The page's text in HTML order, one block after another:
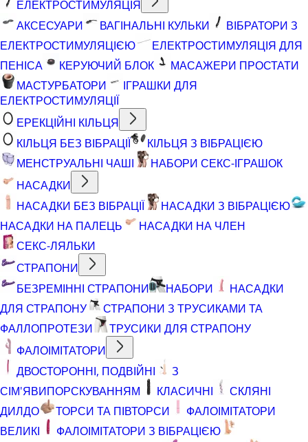
ЕЛЕКТРОСТИМУЛЯЦІЯ
АКСЕСУАРИ
ВАГІНАЛЬНІ КУЛЬКИ
ВІБРАТОРИ З
ЕЛЕКТРОСТИМУЛЯЦІЄЮ
ЕЛЕКТРОСТИМУЛЯЦІЯ ДЛЯ
ПЕНІСА
КЕРУЮЧИЙ БЛОК
МАСАЖЕРИ ПРОСТАТИ
МАСТУРБАТОРИ
ІГРАШКИ ДЛЯ
ЕЛЕКТРОСТИМУЛЯЦІЇ
ЕРЕКЦІЙНІ КІЛЬЦЯ
КІЛЬЦЯ БЕЗ ВІБРАЦІЇ
КІЛЬЦЯ З ВІБРАЦІЄЮ
МЕНСТРУАЛЬНІ ЧАШІ
НАБОРИ СЕКС-ІГРАШОК
НАСАДКИ
НАСАДКИ БЕЗ ВІБРАЦІЇ
НАСАДКИ З ВІБРАЦІЄЮ
НАСАДКИ НА ПАЛЕЦЬ
НАСАДКИ НА ЧЛЕН
СЕКС-ЛЯЛЬКИ
СТРАПОНИ
БЕЗРЕМІННІ СТРАПОНИ
НАБОРИ
НАСАДКИ
ДЛЯ СТРАПОНУ
СТРАПОНИ З ТРУСИКАМИ ТА
ФАЛЛОПРОТЕЗИ
ТРУСИКИ ДЛЯ СТРАПОНУ
ФАЛОІМІТАТОРИ
ДВОСТОРОННІ, ПОДВІЙНІ
З
СІМ'ЯВИПОРСКУВАННЯМ
КЛАСИЧНІ
СКЛЯНІ
ДИЛДО
ТОРСИ ТА ПІВТОРСИ
ФАЛОІМІТАТОРИ
ВЕЛИКІ
ФАЛОІМІТАТОРИ З ВІБРАЦІЄЮ